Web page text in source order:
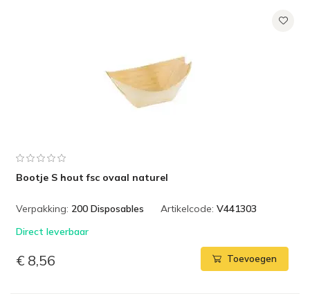
Bootje S hout fsc ovaal naturel
Verpakking: 200 Disposables Artikelcode: V441303
Direct leverbaar
€ 8,56 Toevoegen